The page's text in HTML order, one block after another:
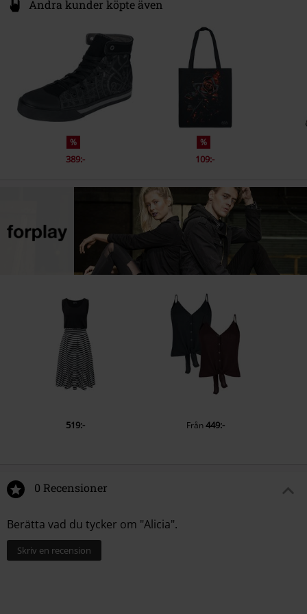
Andra kunder köpte även
%
389:-
%
109:-
519:- Från449:-
0 Recensioner
Berätta vad du tycker om "Alicia".
Skriv en recension